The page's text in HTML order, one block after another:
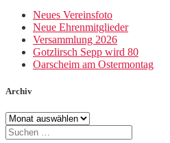
Neues Vereinsfoto
Neue Ehrenmitglieder
Versammlung 2026
Gotzlirsch Sepp wird 80
Oarscheim am Ostermontag
Archiv
Archiv
Suche